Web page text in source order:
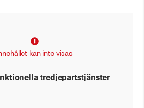
kan inte visas
tredjepartstjänster